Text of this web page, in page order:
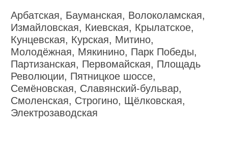
Арбатская, Бауманская, Волоколамская,
Измайловская, Киевская, Крылатское,
Кунцевская, Курская, Митино,
Молодёжная, Мякинино, Парк Победы,
Партизанская, Первомайская, Площадь
Революции, Пятницкое шоссе,
Семёновская, Славянский-бульвар,
Смоленская, Строгино, Щёлковская,
Электрозаводская